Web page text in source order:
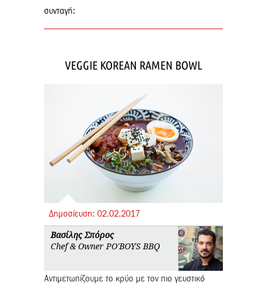
συνταγή:
VEGGIE KOREAN RAMEN BOWL
Δημοσίευση: 02.02.2017
Βασίλης Σπόρος
Chef & Owner PO'BOYS BBQ
Αντιμετωπίζουμε το κρύο με τον πιο γευστικό